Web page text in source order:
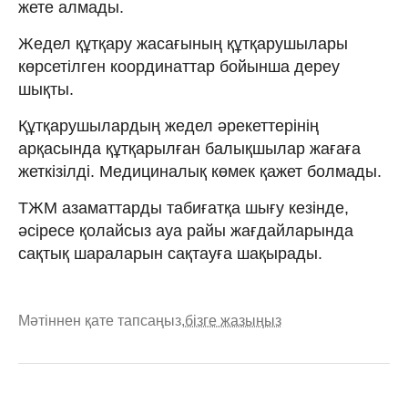
жете алмады.
Жедел құтқару жасағының құтқарушылары
көрсетілген координаттар бойынша дереу
шықты.
Құтқарушылардың жедел әрекеттерінің
арқасында құтқарылған балықшылар жағаға
жеткізілді. Медициналық көмек қажет болмады.
ТЖМ азаматтарды табиғатқа шығу кезінде,
әсіресе қолайсыз ауа райы жағдайларында
сақтық шараларын сақтауға шақырады.
Мәтіннен қате тапсаңыз,бізге жазыңыз